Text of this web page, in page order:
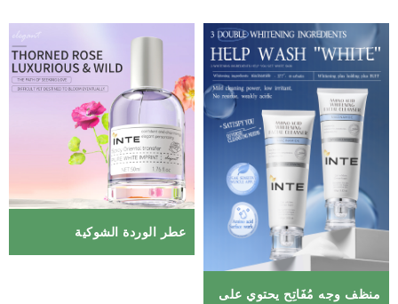
منظف وجه مُفَاتِح يحتوي على
عطر الوردة الشوكية